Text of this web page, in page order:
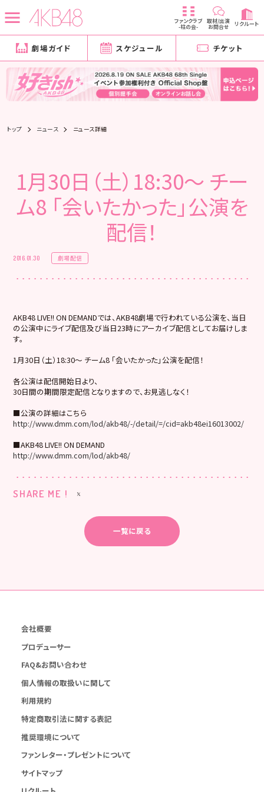
ファンクラブ
-柱の会-
取材/出演
お問合せ リクルート
劇場ガイド スケジュール チケット
トップ ニュース ニュース詳細
1月30日（土）18:30～ チー
ム8 「会いたかった」公演を
配信！
2016.01.30 劇場配信
AKB48 LIVE!! ON DEMANDでは、AKB48劇場で行われている公演を、当日
の公演中にライブ配信及び当日23時にアーカイブ配信としてお届けしま
す。
1月30日（土）18:30～ チーム8 「会いたかった」公演を配信！
各公演は配信開始日より、
30日間の期間限定配信となりますので、お見逃しなく！
■公演の詳細はこちら
http://www.dmm.com/lod/akb48/-/detail/=/cid=akb48ei16013002/
■AKB48 LIVE!! ON DEMAND
http://www.dmm.com/lod/akb48/
SHARE ME !
一覧に戻る
会社概要
プロデューサー
FAQ&お問い合わせ
個人情報の取扱いに関して
利用規約
特定商取引法に関する表記
推奨環境について
ファンレター・プレゼントについて
サイトマップ